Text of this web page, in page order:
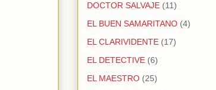
DOCTOR SALVAJE (11)
EL BUEN SAMARITANO (4)
EL CLARIVIDENTE (17)
EL DETECTIVE (6)
EL MAESTRO (25)